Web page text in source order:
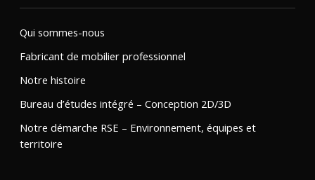
Qui sommes-nous
Fabricant de mobilier professionnel
Notre histoire
Bureau d’études intégré – Conception 2D/3D
Notre démarche RSE – Environnement, équipes et
territoire